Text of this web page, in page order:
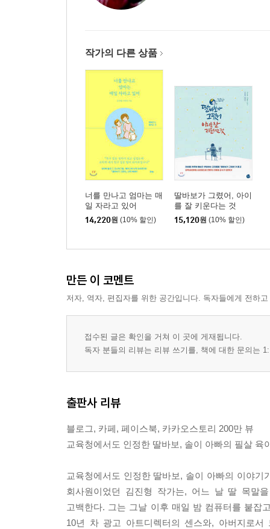
태어났다 066
발바닥 통성명 069
첫날 밤 070
목 조심 072
운전이 무서워 074
조리원 찜질방 075
모유 수유 076
울음소리 077
이름 짓기 080
출생신고 082
집중이 안 돼 084
03 아빠 한 살
안을 땐 손 조심 091
트림 미션 098
왜 울어 100
울음의 이유 102
목욕의 자세 104
우리 제법 잘 어울려요 106
손 탄 자장가 108
눕히는 기술 110
작가의 다른 상품
너를 만나고 엄마는 매
일 자라고 있어
14,220원 (10% 할인)
딸바보가 그렸어, 아이
를 잘 키운다는 것
15,120원 (10% 할인)
만든 이 코멘트
저자, 역자, 편집자를 위한 공간입니다. 독자들에게 전하
접수된 글은 확인을 거쳐 이 곳에 게재됩니다.
독자 분들의 리뷰는 리뷰 쓰기를, 책에 대한 문의는
출판사 리뷰
블로그, 카페, 페이스북, 카카오스토리 200만 뷰
교육청에서도 인정한 딸바보, 솔이 아빠의 필살 육
교육청에서도 인정한 딸바보, 솔이 아빠의 이야
회사원이었던 김진형 작가는, 어느 날 딸 목말
고백한다. 그는 그날 이후 매일 밤 컴퓨터를 붙잡
10년 차 광고 아트디렉터의 센스와, 아버지로